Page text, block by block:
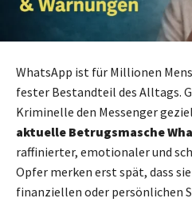
WhatsApp ist für Millionen
fester Bestandteil des Alltags.
Kriminelle den Messenger
aktuelle Betrugsmasche
raffinierter, emotionaler und
Opfer merken erst spät, dass
finanziellen oder persönlichen